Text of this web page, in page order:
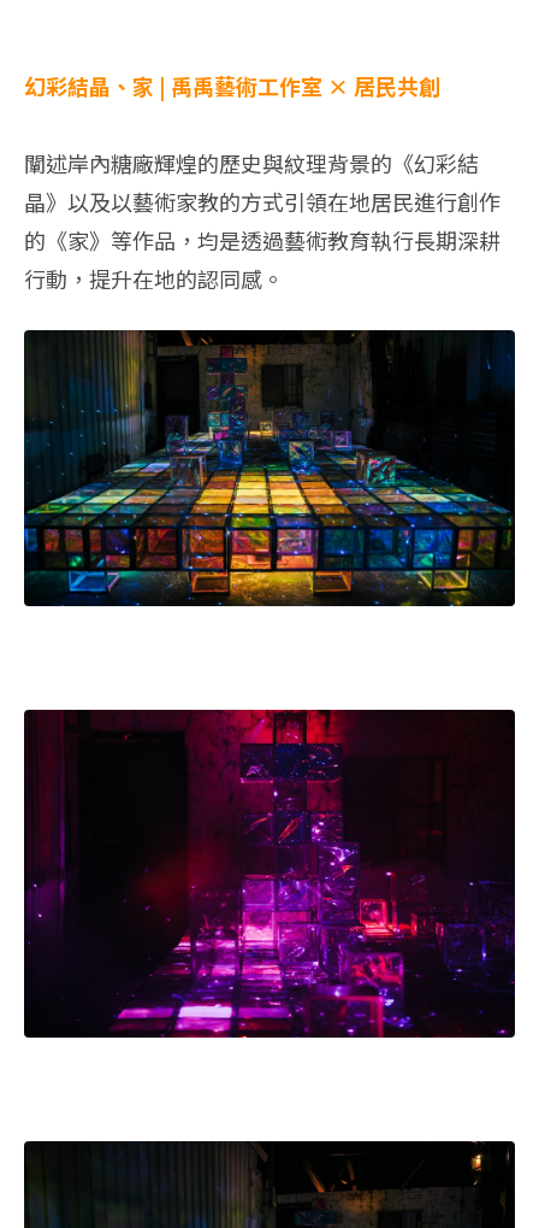
幻彩結晶、家 | 禹禹藝術工作室 × 居民共創
闡述岸內糖廠輝煌的歷史與紋理背景的《幻彩結
晶》以及以藝術家教的方式引領在地居民進行創作
的《家》等作品，均是透過藝術教育執行長期深耕
行動，提升在地的認同感。